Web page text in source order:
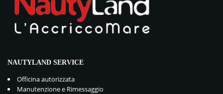
NAUTYLAND SERVICE
Officina autorizzata
Manutenzione e Rimessaggio